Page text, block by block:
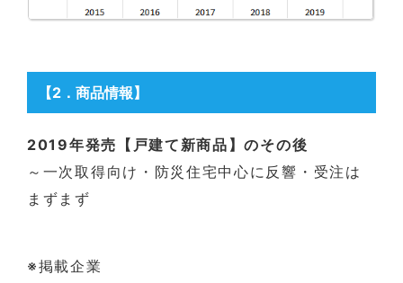
【2 ．商品情報】
2019年発売【戸建て新商品】のその後
～一次取得向け・防災住宅中心に反響・受注は
まずまず
※掲載企業